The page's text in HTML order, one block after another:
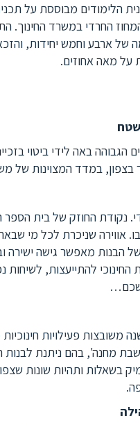
הלימודים מבוססת על
החרדי במשרד החינוך.
של ארבע וחמש יחידות,
על מאה אחוזים.
הגבוהה באה לידי ביטוי
בצפון, במדד המצוינות של
נקודת החוזק של בית הספר
אווירה שניכרת לכל מי
הבנות מאפשר גישה ישירה
החינוכי להתייעצות, לשיחות
משובצות פעילויות חינוכיות
מחנה', בהם ניתנת לבנות
בשאלות ותהיות שונות